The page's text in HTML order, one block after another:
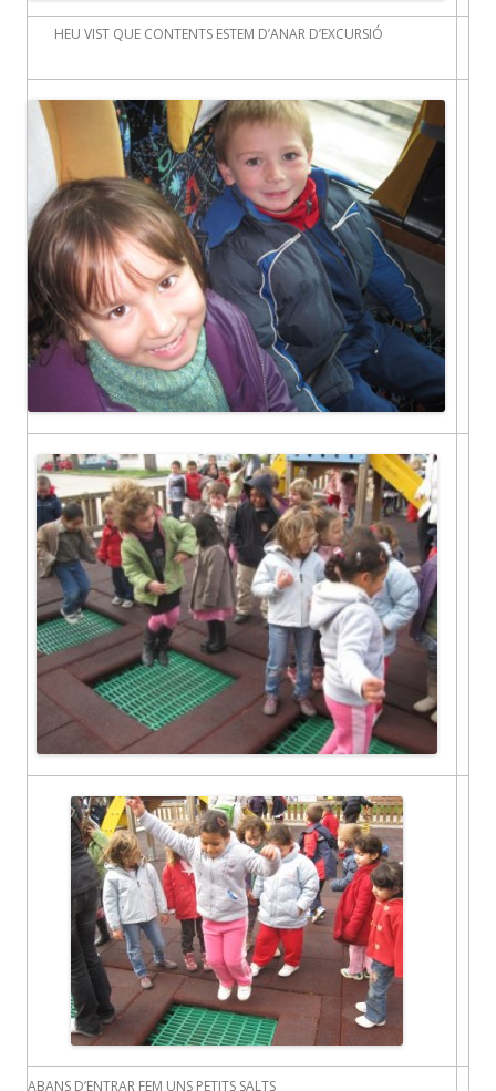
HEU VIST QUE CONTENTS ESTEM D’ANAR D’EXCURSIÓ
ABANS D’ENTRAR FEM UNS PETITS SALTS